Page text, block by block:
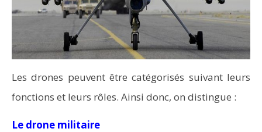
Les drones peuvent être catégorisés suivant leurs
fonctions et leurs rôles. Ainsi donc, on distingue :
Le drone militaire